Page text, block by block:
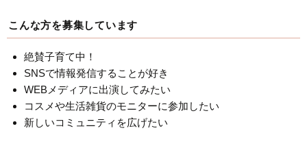
こんな方を募集しています
絶賛子育て中！
SNSで情報発信することが好き
WEBメディアに出演してみたい
コスメや生活雑貨のモニターに参加したい
新しいコミュニティを広げたい